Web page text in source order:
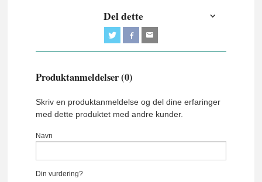
Del dette
Produktanmeldelser (0)
Skriv en produktanmeldelse og del dine erfaringer
med dette produktet med andre kunder.
Navn
Din vurdering?